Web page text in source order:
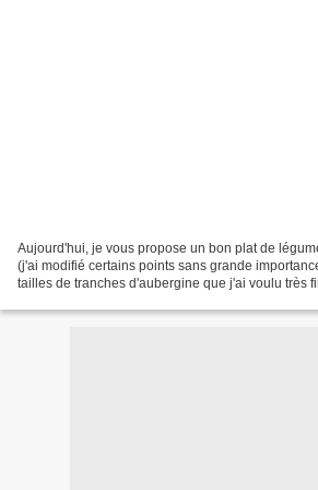
Aujourd'hui, je vous propose un bon plat de
(j'ai modifié certains points sans grande
tailles de tranches d'aubergine que j'ai voulu très